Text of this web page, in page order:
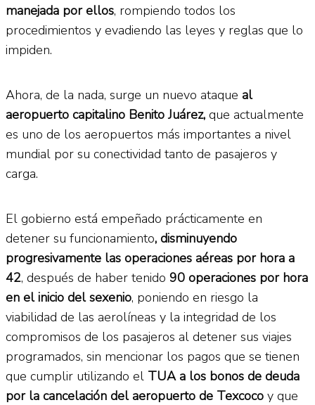
manejada por ellos, rompiendo todos los
procedimientos y evadiendo las leyes y reglas que lo
impiden.
Ahora, de la nada, surge un nuevo ataque al
aeropuerto capitalino Benito Juárez, que actualmente
es uno de los aeropuertos más importantes a nivel
mundial por su conectividad tanto de pasajeros y
carga.
El gobierno está empeñado prácticamente en
detener su funcionamiento, disminuyendo
progresivamente las operaciones aéreas por hora a
42, después de haber tenido 90 operaciones por hora
en el inicio del sexenio, poniendo en riesgo la
viabilidad de las aerolíneas y la integridad de los
compromisos de los pasajeros al detener sus viajes
programados, sin mencionar los pagos que se tienen
que cumplir utilizando el TUA a los bonos de deuda
por la cancelación del aeropuerto de Texcoco y que